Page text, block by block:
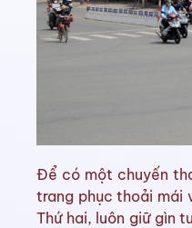
Để có một chuyến
trang phục thoải mái
Thứ hai, luôn giữ gìn